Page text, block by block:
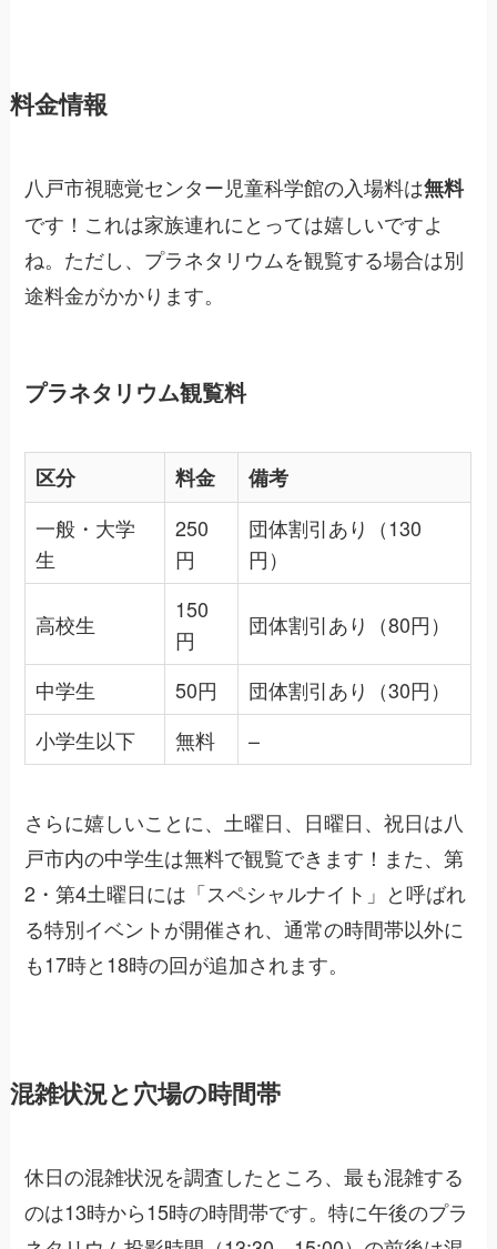
料金情報
八戸市視聴覚センター児童科学館の入場料は無料
です！これは家族連れにとっては嬉しいですよ
ね。ただし、プラネタリウムを観覧する場合は別
途料金がかかります。
プラネタリウム観覧料
区分 料金
備考
一般・大学
生
250
円
団体割引あり（130
円）
高校生
150
円
団体割引あり（80円）
中学生 50円
団体割引あり（30円）
小学生以下
無料 –
さらに嬉しいことに、土曜日、日曜日、祝日は八
戸市内の中学生は無料で観覧できます！また、第
2・第4土曜日には「スペシャルナイト」と呼ばれ
る特別イベントが開催され、通常の時間帯以外に
も17時と18時の回が追加されます。
混雑状況と穴場の時間帯
休日の混雑状況を調査したところ、最も混雑する
のは13時から15時の時間帯です。特に午後のプラ